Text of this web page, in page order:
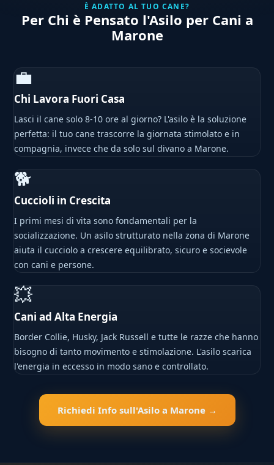
È ADATTO AL TUO CANE?
Per Chi è Pensato l'Asilo per Cani a
Marone
💼
Chi Lavora Fuori Casa
Lasci il cane solo 8-10 ore al giorno? L'asilo è la soluzione
perfetta: il tuo cane trascorre la giornata stimolato e in
compagnia, invece che da solo sul divano a Marone.
🐕
Cuccioli in Crescita
I primi mesi di vita sono fondamentali per la
socializzazione. Un asilo strutturato nella zona di Marone
aiuta il cucciolo a crescere equilibrato, sicuro e socievole
con cani e persone.
💥
Cani ad Alta Energia
Border Collie, Husky, Jack Russell e tutte le razze che hanno
bisogno di tanto movimento e stimolazione. L'asilo scarica
l'energia in eccesso in modo sano e controllato.
Richiedi Info sull'Asilo a Marone →